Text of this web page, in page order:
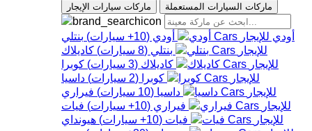
ماركات سيارات الإيجار ماركات السيارات المستعملة
أودي أودي (
10+ سيارات) بنتلي
بنتلي (
8 سيارات) كاديلاك
كاديلاك (
3 سيارات) كوبرا
كوبرا (
2 سيارات) داسيا
داسيا (
10 سيارات) فيراري
فيراري (
10+ سيارات) فيات
فيات (
10+ سيارات) هيونداي